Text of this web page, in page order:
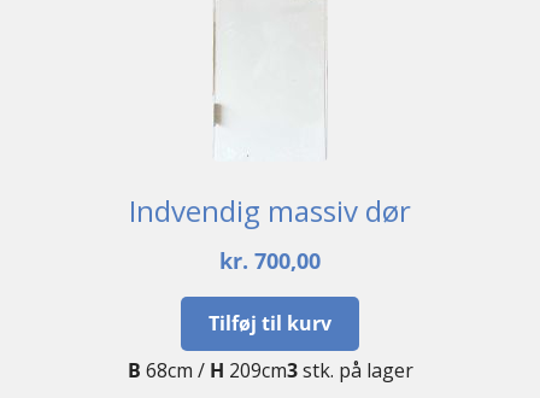
Indvendig massiv dør
kr. 700,00
Tilføj til kurv
B 68cm / H 209cm3stk. på lager